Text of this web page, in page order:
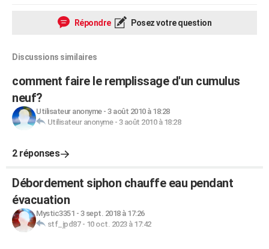
Répondre Posez votre question
Discussions similaires
comment faire le remplissage d'un cumulus
neuf?
Utilisateur anonyme- 3 août 2010 à 18:28
Utilisateur anonyme- 3 août 2010 à 18:28
2 réponses
Débordement siphon chauffe eau pendant
évacuation
Mystic3351 - 3 sept. 2018 à 17:26
stf_jpd87- 10 oct. 2023 à 17:42